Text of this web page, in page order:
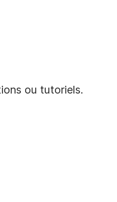
ou tutoriels.